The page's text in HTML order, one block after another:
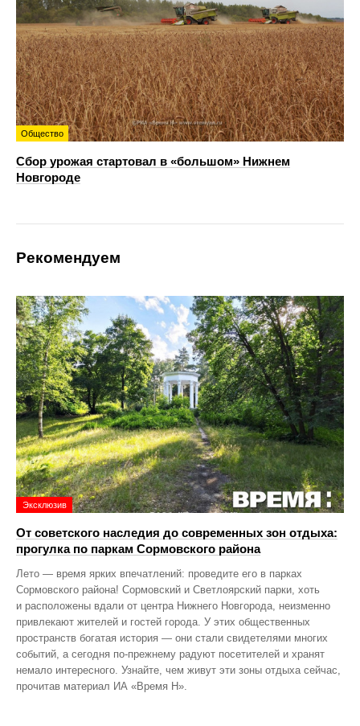
Общество
Сбор урожая стартовал в «большом» Нижнем
Новгороде
Рекомендуем
Эксклюзив
От советского наследия до современных зон отдыха:
прогулка по паркам Сормовского района
Лето — время ярких впечатлений: проведите его в парках
Сормовского района! Сормовский и Светлоярский парки, хоть
и расположены вдали от центра Нижнего Новгорода, неизменно
привлекают жителей и гостей города. У этих общественных
пространств богатая история — они стали свидетелями многих
событий, а сегодня по‑прежнему радуют посетителей и хранят
немало интересного. Узнайте, чем живут эти зоны отдыха сейчас,
прочитав материал ИА «Время Н».